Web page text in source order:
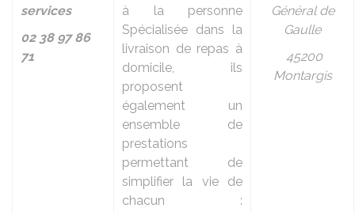
services
02 38 97 86
71
à la personne
Spécialisée dans la
livraison de repas à
domicile, ils
proposent
également un
ensemble de
prestations
permettant de
simplifier la vie de
chacun :
Général de
Gaulle
45200
Montargis